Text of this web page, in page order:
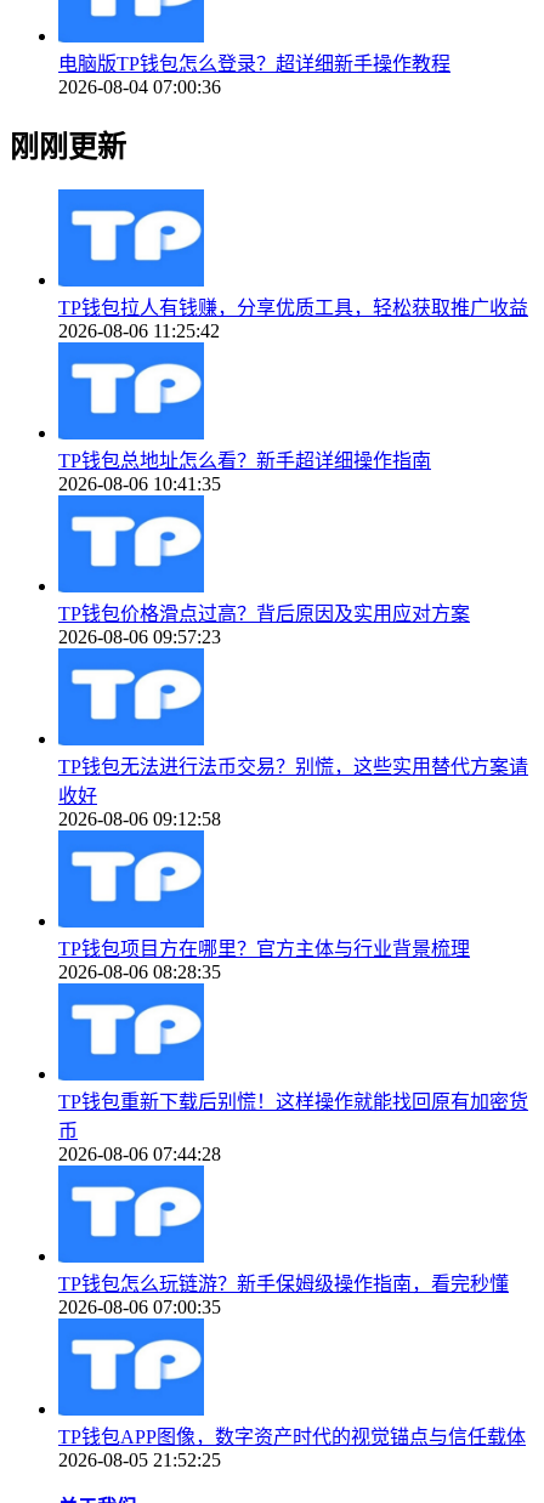
电脑版TP钱包怎么登录？超详细新手操作教程
2026-08-04 07:00:36
刚刚更新
TP钱包拉人有钱赚，分享优质工具，轻松获取推广收益
2026-08-06 11:25:42
TP钱包总地址怎么看？新手超详细操作指南
2026-08-06 10:41:35
TP钱包价格滑点过高？背后原因及实用应对方案
2026-08-06 09:57:23
TP钱包无法进行法币交易？别慌，这些实用替代方案请
收好
2026-08-06 09:12:58
TP钱包项目方在哪里？官方主体与行业背景梳理
2026-08-06 08:28:35
TP钱包重新下载后别慌！这样操作就能找回原有加密货
币
2026-08-06 07:44:28
TP钱包怎么玩链游？新手保姆级操作指南，看完秒懂
2026-08-06 07:00:35
TP钱包APP图像，数字资产时代的视觉锚点与信任载体
2026-08-05 21:52:25